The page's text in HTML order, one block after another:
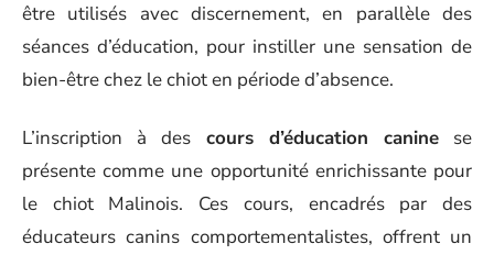
être utilisés avec discernement, en parallèle des
séances d’éducation, pour instiller une sensation de
bien-être chez le chiot en période d’absence.
L’inscription à des cours d’éducation caninese
présente comme une opportunité enrichissante pour
le chiot Malinois. Ces cours, encadrés par des
éducateurs canins comportementalistes, offrent un